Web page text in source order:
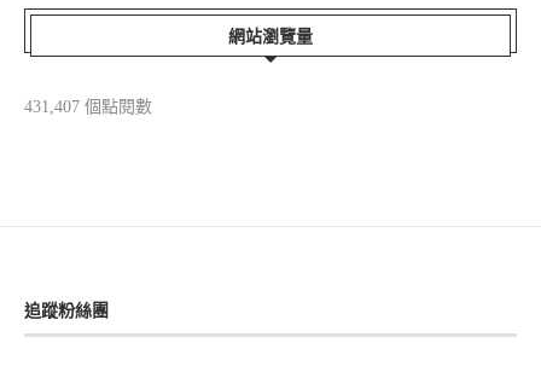
2026-01-06
網站瀏覽量
431,407 個點閱數
追蹤粉絲團